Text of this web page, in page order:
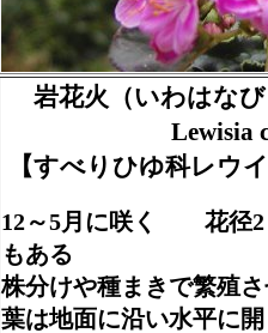
岩花火（いわはな
Lewisia
【すべりひゆ科レウ
12～5月に咲く 花径
もある
株分けや種まきで繁
葉は地面に沿い水平に